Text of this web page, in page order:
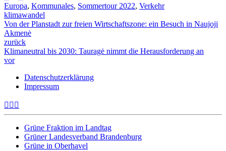
Europa, Kommunales, Sommertour 2022, Verkehr
klimawandel
Von der Planstadt zur freien Wirtschaftszone: ein Besuch in Naujoji
Akmenė
zurück
Klimaneutral bis 2030: Tauragė nimmt die Herausforderung an
vor
Datenschutzerklärung
Impressum
Grüne Fraktion im Landtag
Grüner Landesverband Brandenburg
Grüne in Oberhavel